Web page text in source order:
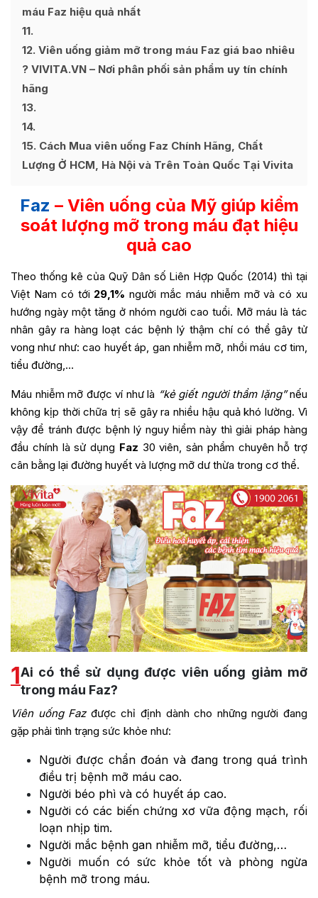
máu Faz hiệu quả nhất
11
12 Viên uống giảm mỡ trong máu Faz giá bao nhiêu
? VIVITA.VN – Nơi phân phối sản phẩm uy tín chính
hãng
13
14
15 Cách Mua viên uống Faz Chính Hãng, Chất
Lượng Ở HCM, Hà Nội và Trên Toàn Quốc Tại Vivita
Faz – Viên uống của Mỹ giúp kiểm
soát lượng mỡ trong máu đạt hiệu
quả cao
Theo thống kê của Quỹ Dân số Liên Hợp Quốc (2014) thì tại
Việt Nam có tới 29,1% người mắc máu nhiễm mỡ và có xu
hướng ngày một tăng ở nhóm người cao tuổi. Mỡ máu là tác
nhân gây ra hàng loạt các bệnh lý thậm chí có thể gây tử
vong như như: cao huyết áp, gan nhiễm mỡ, nhồi máu cơ tim,
tiểu đường,…
Máu nhiễm mỡ được ví như là “kẻ giết người thầm lặng”nếu
không kịp thời chữa trị sẽ gây ra nhiều hậu quả khó lường. Vì
vậy để tránh được bệnh lý nguy hiểm này thì giải pháp hàng
đầu chính là sử dụng Faz 30 viên, sản phẩm chuyên hỗ trợ
cân bằng lại đường huyết và lượng mỡ dư thừa trong cơ thể.
1Ai có thể sử dụng được viên uống giảm mỡ
trong máu Faz?
Viên uống Fazđược chỉ định dành cho những người đang
gặp phải tình trạng sức khỏe như:
Người được chẩn đoán và đang trong quá trình
điều trị bệnh mỡ máu cao.
Người béo phì và có huyết áp cao.
Người có các biến chứng xơ vữa động mạch, rối
loạn nhịp tim.
Người mắc bệnh gan nhiễm mỡ, tiểu đường,…
Người muốn có sức khỏe tốt và phòng ngừa
bệnh mỡ trong máu.